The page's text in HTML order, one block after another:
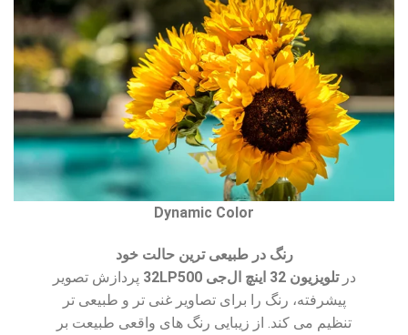
Dynamic Color
رنگ در طبیعی ترین حالت خود
درتلویزیون 32 اینچ ال‌جی 32LP500
پردازش تصویر
پیشرفته، رنگ را برای تصاویر غنی تر و طبیعی تر
تنظیم می کند. از زیبایی رنگ های واقعی طبیعت بر